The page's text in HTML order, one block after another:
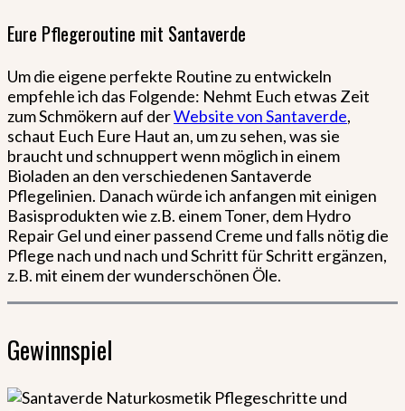
Eure Pflegeroutine mit Santaverde
Um die eigene perfekte Routine zu entwickeln
empfehle ich das Folgende: Nehmt Euch etwas Zeit
zum Schmökern auf derWebsite von Santaverde,
schaut Euch Eure Haut an, um zu sehen, was sie
braucht und schnuppert wenn möglich in einem
Bioladen an den verschiedenen Santaverde
Pflegelinien. Danach würde ich anfangen mit einigen
Basisprodukten wie z.B. einem Toner, dem Hydro
Repair Gel und einer passend Creme und falls nötig die
Pflege nach und nach und Schritt für Schritt ergänzen,
z.B. mit einem der wunderschönen Öle.
Gewinnspiel